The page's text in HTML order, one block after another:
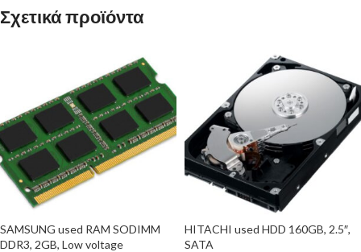
Σχετικά προϊόντα
SAMSUNG used RAM SODIMM
DDR3, 2GB, Low voltage
HITACHI used HDD 160GB, 2.5″,
SATA